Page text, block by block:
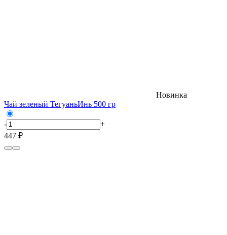
Новинка
Чай зеленый ТегуаньИнь 500 гр
-
+
447 ₽